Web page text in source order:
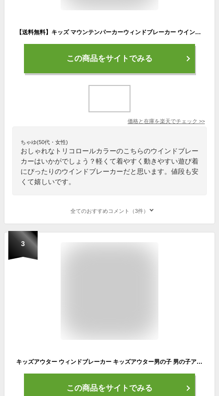
【送料無料】キッズ マウンテンパーカーウィンドブレーカー ウインドブレーカー 男の子 女の子 マンパー 子供服 子ども服 きっず メッシュ ジップパーカー 羽織り ライトアウター ジップアップパーカー 無地 薄手 ジュニア 110cm 120cm 130cm 140cm 150cm 160cm「942-00」
この商品をサイトでみる
価格と在庫を楽天でチェック >>
ちゃゆ(50代・女性)
おしゃれなトリコロールカラーのこちらのウインドブレー
カーはいかがでしょう？軽くて着やすく動きやすい遊び着
にぴったりのウインドブレーカーだと思います。値段も安
くて嬉しいです。
全てのおすすめコメント（3件）
3
キッズアウター ウィンドブレーカー キッズアウター男の子 男の子アウター 女の子アウター キッズコート ウインドブレーカーコート 110 120 130 140 150 160 子供コート 子供ジャンバー 防風 マウンテンパーカー 軽量 防寒 ボーイズ ガールズ ブルゾン
この商品をサイトでみる